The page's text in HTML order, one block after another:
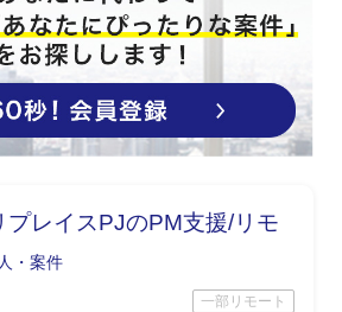
プレイスPJのPM支援/リモ
・案件
一部リモート